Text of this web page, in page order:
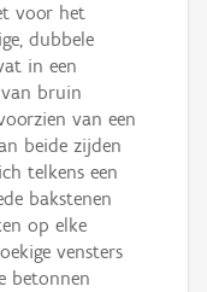
voor het
dubbele
in een
bruin
van een
beide zijden
telkens een
bakstenen
op elke
vensters
betonnen